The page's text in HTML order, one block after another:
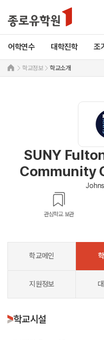
어학연수 대학진학 조
학교정보 학교소개
SUNY
Community
관심학교 보관
학교메인
지원정보
학교시설